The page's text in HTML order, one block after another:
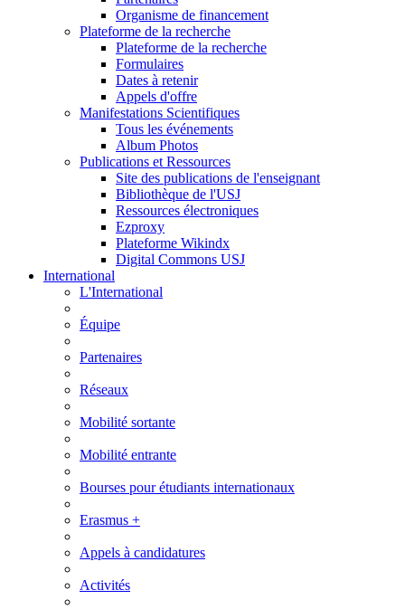
Organisme de financement
Plateforme de la recherche
Plateforme de la recherche
Formulaires
Dates à retenir
Appels d'offre
Manifestations Scientifiques
Tous les événements
Album Photos
Publications et Ressources
Site des publications de l'enseignant
Bibliothèque de l'USJ
Ressources électroniques
Ezproxy
Plateforme Wikindx
Digital Commons USJ
International
L'International
Équipe
Partenaires
Réseaux
Mobilité sortante
Mobilité entrante
Bourses pour étudiants internationaux
Erasmus +
Appels à candidatures
Activités